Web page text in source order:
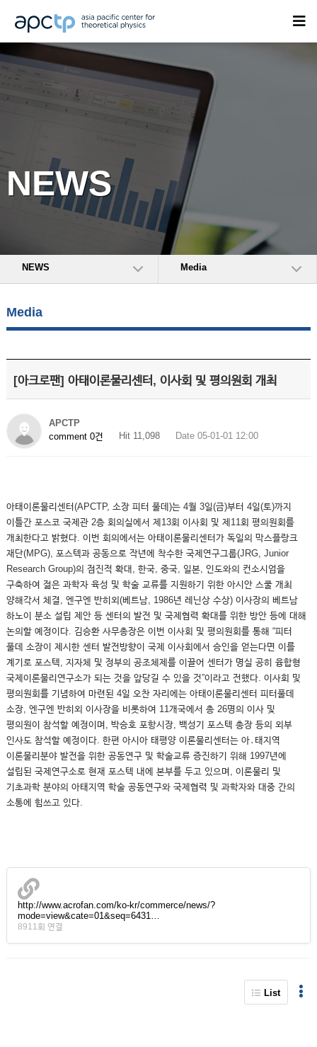
NEWS
NEWS Media
Media
[아크로팬] 아태이론물리센터, 이사회 및 평의원회 개최
APCTP
comment 0건
Hit 11,098 Date 05-01-01 12:00
아태이론물리센터(APCTP, 소장 피터 풀데)는 4월 3일(금)부터 4일(토)까지
이틀간 포스코 국제관 2층 회의실에서 제13회 이사회 및 제11회 평의원회를
개최한다고 밝혔다. 이번 회의에서는 아태이론물리센터가 독일의 막스플랑크
재단(MPG), 포스텍과 공동으로 작년에 착수한 국제연구그룹(JRG, Junior
Research Group)의 점진적 확대, 한국, 중국, 일본, 인도와의 컨소시엄을
구축하여 젊은 과학자 육성 및 학술 교류를 지원하기 위한 아시안 스쿨 개최
양해각서 체결, 엔구엔 반히외(베트남, 1986년 레닌상 수상) 이사장의 베트남
하노이 분소 설립 제안 등 센터의 발전 및 국제협력 확대를 위한 방안 등에 대해
논의할 예정이다. 김승환 사무총장은 이번 이사회 및 평의원회를 통해 “피터
풀데 소장이 제시한 센터 발전방향이 국제 이사회에서 승인을 얻는다면 이를
계기로 포스텍, 지자체 및 정부의 공조체제를 이끌어 센터가 명실 공히 융합형
국제이론물리연구소가 되는 것을 앞당길 수 있을 것”이라고 전했다. 이사회 및
평의원회를 기념하여 마련된 4일 오찬 자리에는 아태이론물리센터 피터풀데
소장, 엔구엔 반히외 이사장을 비롯하여 11개국에서 총 26명의 이사 및
평의원이 참석할 예정이며, 박승호 포항시장, 백성기 포스텍 총장 등의 외부
인사도 참석할 예정이다. 한편 아시아 태평양 이론물리센터는 아․태지역
이론물리분야 발전을 위한 공동연구 및 학술교류 증진하기 위해 1997년에
설립된 국제연구소로 현재 포스텍 내에 본부를 두고 있으며, 이론물리 및
기초과학 분야의 아태지역 학술 공동연구와 국제협력 및 과학자와 대중 간의
소통에 힘쓰고 있다.
http://www.acrofan.com/ko-kr/commerce/news/?
mode=view&cate=01&seq=6431…
8911회 연결
List